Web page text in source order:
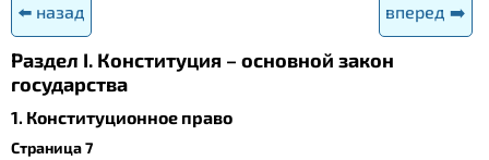
⬅️ назад вперед ➡️
Раздел I. Конституция – основной закон
государства
1. Конституционное право
Страница 7